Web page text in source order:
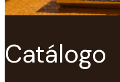
Catálogo